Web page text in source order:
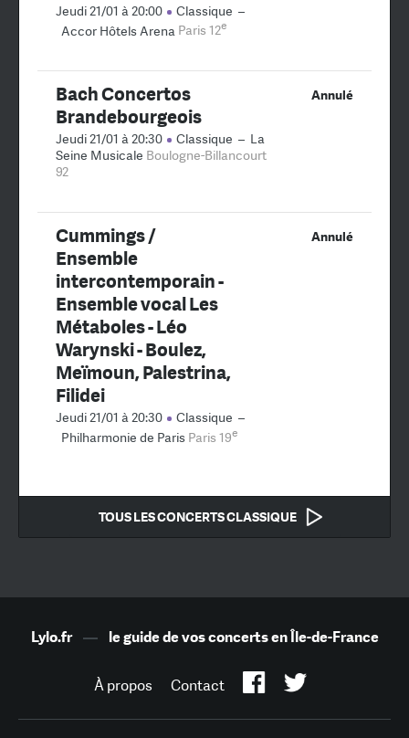
Jeudi 21/01 à 20:00 Classique –
Accor Hôtels Arena Paris 12e
Annulé
Bach Concertos
Brandebourgeois
Jeudi 21/01 à 20:30 Classique – La
Seine Musicale Boulogne-Billancourt
92
Annulé
Cummings /
Ensemble
intercontemporain -
Ensemble vocal Les
Métaboles - Léo
Warynski - Boulez,
Meïmoun, Palestrina,
Filidei
Jeudi 21/01 à 20:30 Classique –
Philharmonie de Paris Paris 19e
TOUS LES CONCERTS CLASSIQUE
Lylo.fr— le guide de vos concerts en Île-de-France
À propos Contact